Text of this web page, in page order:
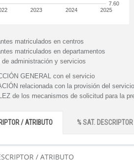
2023 2024 2025
7.60
matriculados en centros
matriculados en departamentos
de administración y servicios
GENERAL con el servicio
relacionada con la provisión del servicio
de los mecanismos de solicitud para la
/ ATRIBUTO % SAT.
/ ATRIBUTO